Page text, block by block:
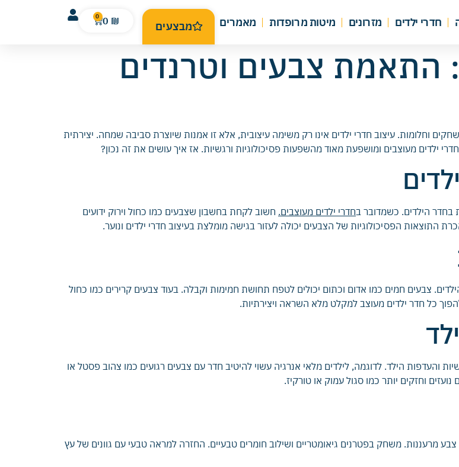
חדרי ילדים מזרונים מיטות מרופדות מאמרים מבצעים 0 ₪
0
התאמת צבעים וטרנדים
וחלומות. עיצוב חדרי ילדים אינו רק משימה עיצובית, אלא זו אמנות שיוצרת סביבה שמחה. יצירתית
ילדים מעוצבים ומושפעת מאוד מהשפעות פסיכולוגיות ורגשיות. אז איך עושים את זה נכון?
בחדר הילדים. כשמדובר בחדרי ילדים מעוצבים. חשוב לקחת בחשבון שצבעים כמו כחול וירוק ידועים
הפסיכולוגיות של הצבעים יכולה לעזור בגישה מומלצת בעיצוב חדרי ילדים ונוער.
צבעים חמים כמו אדום וכתום יכולים לטפח תחושת חמימות וקבלה. בעוד צבעים קרירים כמו כחול
כל חדר ילדים מעוצב למקלט מלא השראה ויצירתיות.
והעדפות הילד. לדוגמה, לילדים מלאי אנרגיה עשוי להיטיב חדר עם צבעים רגועים כמו צהוב פסטל או
וחזקים יותר כמו סגול עמוק או טורקיז.
צבע מרעננות. משחק בפטרנים גיאומטריים ושילוב חומרים טבעיים. החזרה למראה טבעי עם גוונים של עץ